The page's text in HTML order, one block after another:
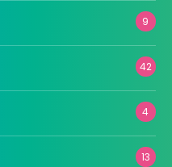
9
42
4
13